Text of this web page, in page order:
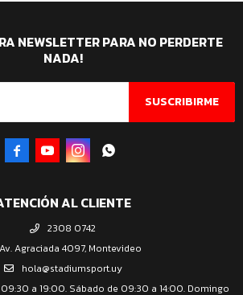
AL CLIENTE
2308 0742
Av. Agraciada 4097, Montevideo
hola@stadiumsport.uy
a 19:00. Sábado de 09:30 a 14:00. Domingo
NEWSLETTER PARA NO PERDERTE
NADA!
SUSCRIBIRME
   